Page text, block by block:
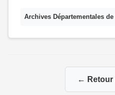
Archives Départementales
← Retour